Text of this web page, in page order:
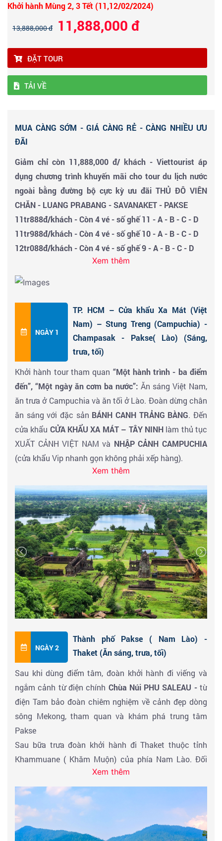
Khởi hành Mùng 2, 3 Tết (11,12/02/2024)
13,888,000 đ 11,888,000 đ
ĐẶT TOUR
TẢI VỀ
MUA CÀNG SỚM - GIÁ CÀNG RẺ - CÀNG NHIỀU ƯU
ĐÃI
Giảm chỉ còn 11,888,000 đ/ khách - Viettourist áp
dụng chương trình khuyến mãi cho tour du lịch nước
ngoài bằng đường bộ cực kỳ ưu đãi THỦ ĐÔ VIÊN
CHĂN - LUANG PRABANG - SAVANAKET - PAKSE
11tr888đ/khách - Còn 4 vé - số ghế 11 - A - B - C - D
11tr988đ/khách - Còn 4 vé - số ghế 10 - A - B - C - D
12tr088đ/khách - Còn 4 vé - số ghế 9 - A - B - C - D
12tr188đ/khách - Còn 4 vé - số ghế 8 - A - B - C - D
12tr288đ/khách - Còn 4 vé - số ghế 7 - A - B - C - D
12tr388đ/khách - Còn 4 vé - số ghế 6 - A - B - C - D
12tr488đ/khách - Còn 4 vé - số ghế 5 - A - B - C - D
12tr588đ/khách - Còn 4 vé - số ghế 4 - A - B - C - D
12tr688đ/khách - Còn 4 vé - số ghế 3 - A - B - C - D
12tr788đ/khách - Còn 4 vé - số ghế 2 - A - B - C - D
12tr888đ/khách - Còn 2 vé - số ghế 1 - A - B
Xem thêm
NGÀY 1
TP. HCM – Cửa khẩu Xa Mát (Việt
Nam) – Stung Treng (Campuchia) -
Champasak - Pakse( Lào) (Sáng,
trưa, tối)
Khởi hành tour tham quan “Một hành trình - ba điểm
đến”, “Một ngày ăn cơm ba nước”: Ăn sáng Việt Nam,
ăn trưa ở Campuchia và ăn tối ở Lào. Đoàn dừng chân
ăn sáng với đặc sản BÁNH CANH TRẢNG BÀNG. Đến
cửa khẩu CỬA KHẨU XA MÁT – TÂY NINHlàm thủ tục
XUẤT CẢNH VIỆT NAM và NHẬP CẢNH CAMPUCHIA
(cửa khẩu Vip nhanh gọn không phải xếp hàng).
STRUNG TRENGcửa ngõ với nước
dừng chân dùng ăn trưa tại nhà hàng & làm thủ tục
XUẤT CẢNH CAMPUCHIA & NHẬP CẢNH LÀO vào
TỈNH CHAMPASAK. Đoàn tham quan chụp hìnhTHÁC
KHONE PHAPHENG- là thác nước lớn nhất Đông Nam
Á, được mệnh danh là “Niagara của Á châu”, là khúc
gãy lớn nhất của dòng sông Mê Kông mà mọi phương
tiện đường thuỷ đều không vượt qua được, nơi được
làm cảnh quay trong bộ phim “Mê Kông ký sự”. Sau đó
đoàn khởi hành điPAKSEthủ phủ của tỉnh
Champasak năng động được ví như Sài Gòn của Lào.
Buổi tối: đoàn ăn tối tại nhà hàng, nhận phòng khách
sạn nghỉ ngơi và tự do khám phá thành phố về đêm.
Xem thêm
NGÀY 2
Thành phố Pakse ( Nam Lào) -
Thaket (Ăn sáng, trưa, tối)
Sau khi dùng điểm tâm, đoàn khởi hành đi viếng và
ngắm cảnh từ điện chính Chùa Núi PHU SALEAU -từ
điện Tam bảo đoàn chiêm nghiệm về cảnh đẹp dòng
sông Mekong, tham quan và khám phá trung tâm
Pakse
Sau bữa trưa đoàn khởi hành đi Thaket thuộc tỉnh
Khammuane ( Khăm Muộn) của phía Nam Lào. Đối
diện với Thakhek qua con sông nổi tiếng Mê Kông là
Nakhon Phanom của đất nước chùa Vàng – Thái Lan.
Đoàn ăn tối nhận phòng nghỉ ngơi.
Xem thêm